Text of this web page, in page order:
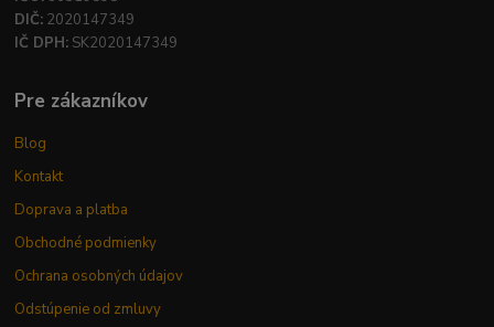
DIČ: 2020147349
IČ DPH: SK2020147349
Pre zákazníkov
Blog
Kontakt
Doprava a platba
Obchodné podmienky
Ochrana osobných údajov
Odstúpenie od zmluvy